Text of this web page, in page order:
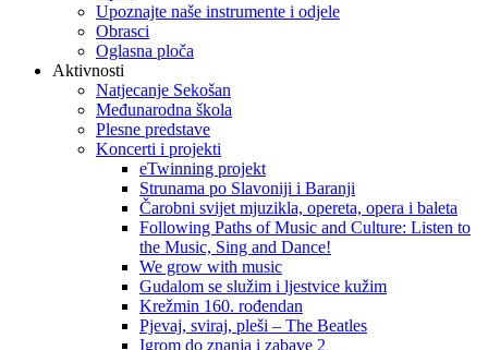
Upoznajte naše instrumente i odjele
Obrasci
Oglasna ploča
Aktivnosti
Natjecanje Sekošan
Međunarodna škola
Plesne predstave
Koncerti i projekti
eTwinning projekt
Strunama po Slavoniji i Baranji
Čarobni svijet mjuzikla, opereta, opera i baleta
Following Paths of Music and Culture: Listen to
the Music, Sing and Dance!
We grow with music
Gudalom se služim i ljestvice kužim
Krežmin 160. rođendan
Pjevaj, sviraj, pleši – The Beatles
Igrom do znanja i zabave 2